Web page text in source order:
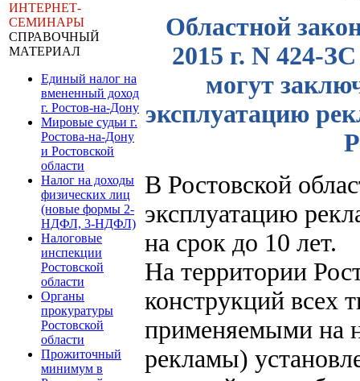
ИНТЕРНЕТ-
СЕМИНАРЫ
СПРАВОЧНЫЙ
МАТЕРИАЛ
Единый налог на
вмененный доход
г. Ростов-на-Дону
Мировые судьи г.
Ростова-на-Дону
и Ростовской
области
Налог на доходы
физических лиц
(новые формы 2-
НДФЛ, 3-НДФЛ)
Налоговые
инспекции
Ростовской
области
Органы
прокуратуры
Ростовской
области
Прожиточный
минимум в
Областной
2015 г. N 424-
могут
эксплуатацию
В Ростовской
эксплуатацию
на срок до 10 лет.
На территории
конструкций всех
применяемыми на
рекламы)